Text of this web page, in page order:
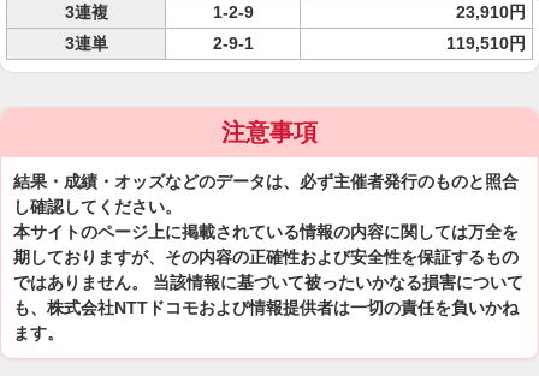
3連複
1-2-9
23,910円
3連単
2-9-1 119,510円
注意事項
結果・成績・オッズなどのデータは、必ず主催者発行のものと照合
し確認してください。
本サイトのページ上に掲載されている情報の内容に関しては万全を
期しておりますが、その内容の正確性および安全性を保証するもの
ではありません。 当該情報に基づいて被ったいかなる損害について
も、株式会社NTTドコモおよび情報提供者は一切の責任を負いかね
ます。